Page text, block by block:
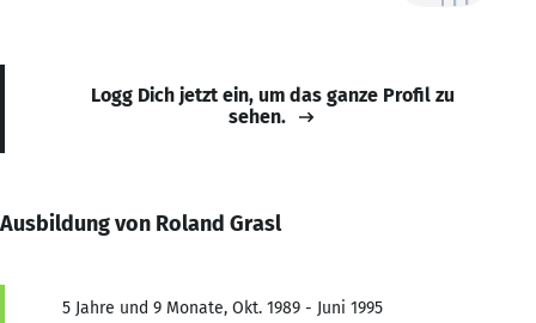
Logg Dich jetzt ein, um das ganze Profil zu
sehen.
Ausbildung von Roland Grasl
5 Jahre und 9 Monate, Okt. 1989 - Juni 1995